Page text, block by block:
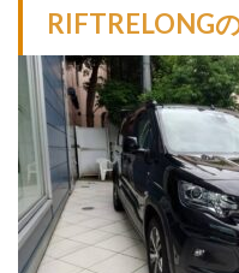
2
リフ
ター
ロン
グの
魅
力！
2.1
自由
自在
RIFTRELONG